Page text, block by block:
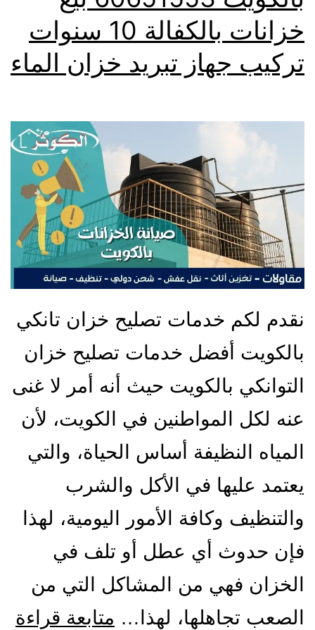
خزانات بالكفالة 10 سنوات
تركيب جهاز تبريد خزان الماء
نقدم لكم خدمات تصليح خزان تانكي
بالكويت أفضل خدمات تصليح خزان
التوانكي بالكويت حيث أنه أمر لا غنى
عنه لكل المواطنين في الكويت، لأن
المياه النظيفة أساس الحياة، والتي
يعتمد عليها في الأكل والشرب
والتنظيف وكافة الأمور اليومية، لهذا
فإن حدوث أي عطل أو تلف في
الخزان فهي من المشاكل التي من
الصعب تجاهلها، لهذا… متابعة قراءة